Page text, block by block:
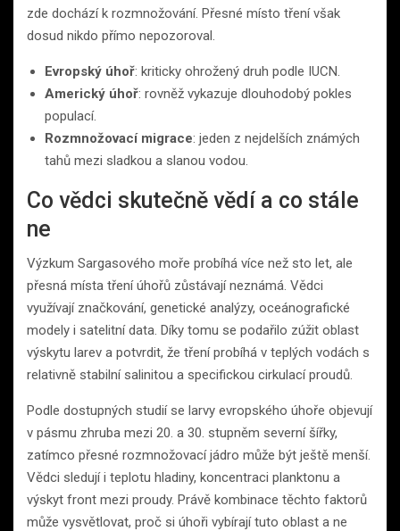
zde dochází k rozmnožování. Přesné místo tření však
dosud nikdo přímo nepozoroval.
Evropský úhoř: kriticky ohrožený druh podle IUCN.
Americký úhoř: rovněž vykazuje dlouhodobý pokles
populací.
Rozmnožovací migrace: jeden z nejdelších známých
tahů mezi sladkou a slanou vodou.
Co vědci skutečně vědí a co stále
ne
Výzkum Sargasového moře probíhá více než sto let, ale
přesná místa tření úhořů zůstávají neznámá. Vědci
využívají značkování, genetické analýzy, oceánografické
modely i satelitní data. Díky tomu se podařilo zúžit oblast
výskytu larev a potvrdit, že tření probíhá v teplých vodách s
relativně stabilní salinitou a specifickou cirkulací proudů.
Podle dostupných studií se larvy evropského úhoře objevují
v pásmu zhruba mezi 20. a 30. stupněm severní šířky,
zatímco přesné rozmnožovací jádro může být ještě menší.
Vědci sledují i teplotu hladiny, koncentraci planktonu a
výskyt front mezi proudy. Právě kombinace těchto faktorů
může vysvětlovat, proč si úhoři vybírají tuto oblast a ne